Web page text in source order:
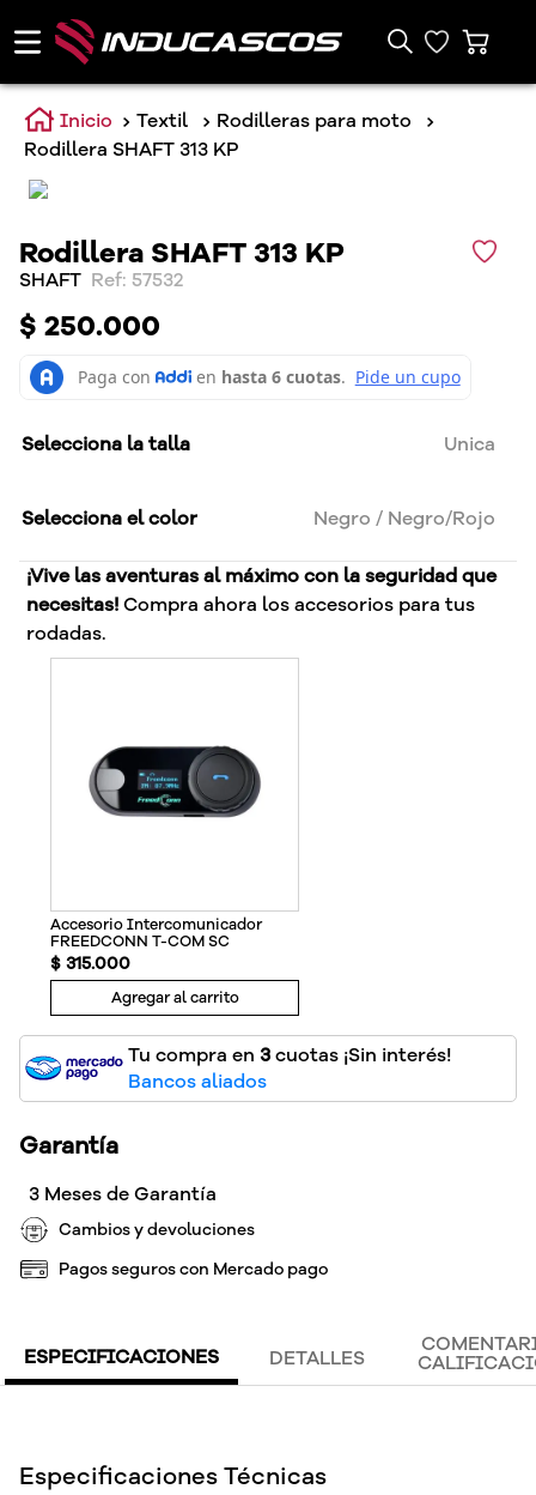
Textil
Rodilleras para moto
Rodillera SHAFT 313 KP
Rodillera SHAFT 313 KP
SHAFT : 57532
$ 250.000
Selecciona el color Negro / Negro/Rojo
Selecciona la talla Unica
¡Vive las aventuras al máximo con la seguridad que
necesitas!Compra ahora los accesorios para tus
rodadas.
Accesorio Intercomunicador
FREEDCONN T-COM SC
$ 315.000
Agregar al carrito
Tu compra en 3cuotas ¡Sin interés!
Bancos aliados
Garantía
3 Meses de Garantía
Cambios y devoluciones
Pagos seguros con Mercado pago
ESPECIFICACIONES DETALLES
Especificaciones Técnicas